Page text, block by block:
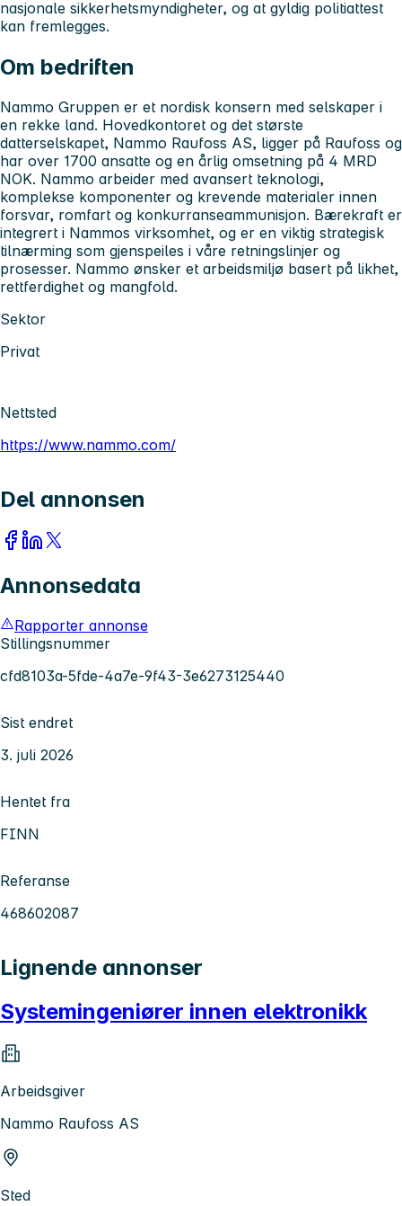
nasjonale sikkerhetsmyndigheter, og at gyldig politiattest
kan fremlegges.
Om bedriften
Nammo Gruppen er et nordisk konsern med selskaper i
en rekke land. Hovedkontoret og det største
datterselskapet, Nammo Raufoss AS, ligger på Raufoss og
har over 1700 ansatte og en årlig omsetning på 4 MRD
NOK. Nammo arbeider med avansert teknologi,
komplekse komponenter og krevende materialer innen
forsvar, romfart og konkurranseammunisjon. Bærekraft er
integrert i Nammos virksomhet, og er en viktig strategisk
tilnærming som gjenspeiles i våre retningslinjer og
prosesser. Nammo ønsker et arbeidsmiljø basert på likhet,
rettferdighet og mangfold.
Sektor
Privat
Nettsted
https://www.nammo.com/
Del annonsen
Annonsedata
Rapporter annonse
Stillingsnummer
cfd8103a-5fde-4a7e-9f43-3e6273125440
Sist endret
3. juli 2026
Hentet fra
FINN
Referanse
468602087
Lignende annonser
Systemingeniører innen elektronikk
Arbeidsgiver
Nammo Raufoss AS
Sted